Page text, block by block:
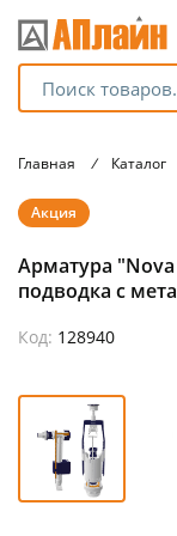
Главная / Каталог
Акция
Арматура
подводка с
Код: 128940
Разбейте
оплату
без
Сегодня
25%